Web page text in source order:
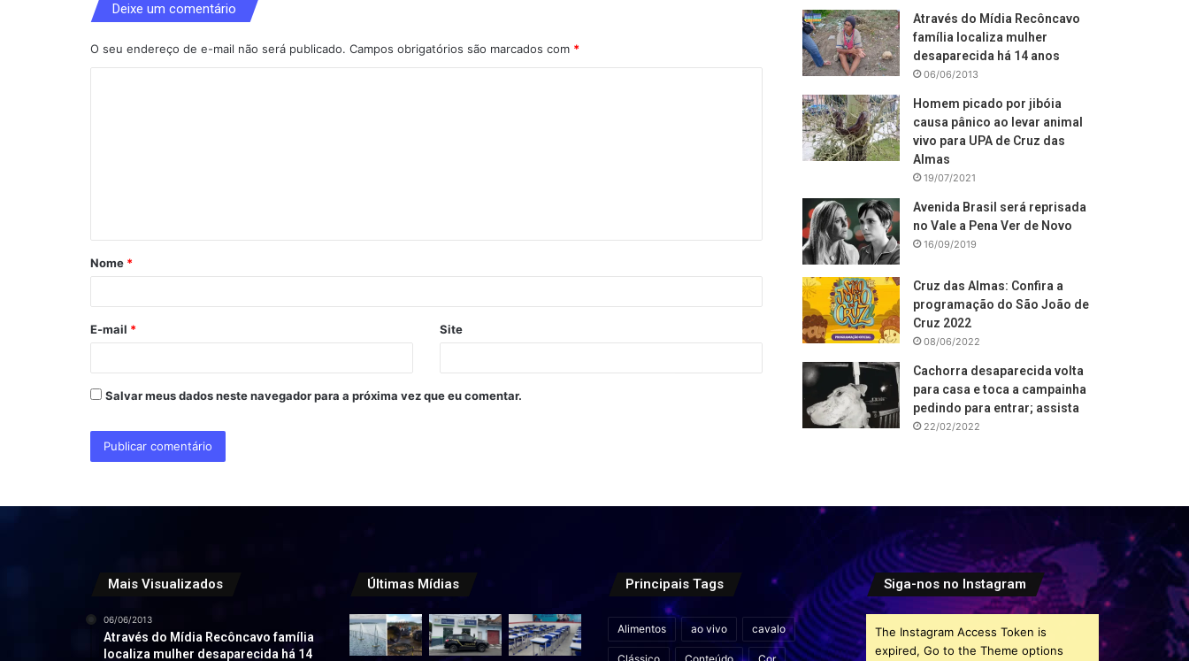
Deixe um comentário
O seu endereço de e-mail não será publicado. Campos obrigatórios são marcados com *
á
r
*
Nome *
E-mail * Site
Salvar meus dados neste navegador para a próxima vez que eu comentar.
Através do Mídia Recôncavo
família localiza mulher
desaparecida há 14 anos
06/06/2013
Homem picado por jibóia
causa pânico ao levar animal
vivo para UPA de Cruz das
Almas
19/07/2021
Avenida Brasil será reprisada
no Vale a Pena Ver de Novo
16/09/2019
Cruz das Almas: Confira a
programação do São João de
Cruz 2022
08/06/2022
Cachorra desaparecida volta
para casa e toca a campainha
pedindo para entrar; assista
22/02/2022
Mais Visualizados
06/06/2013
Através do Mídia Recôncavo família
localiza mulher desaparecida há 14
Últimas Mídias Principais Tags
Alimentos ao vivo cavalo
Siga-nos no Instagram
The Instagram Access Token is
expired, Go to the Theme options